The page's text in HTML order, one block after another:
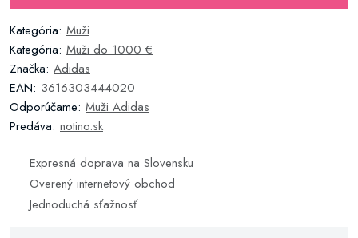
Kategória: Muži
Kategória: Muži do 1000 €
Značka: Adidas
EAN: 3616303444020
Odporúčame: Muži Adidas
Predáva: notino.sk
Expresná doprava na Slovensku
Overený internetový obchod
Jednoduchá sťažnosť